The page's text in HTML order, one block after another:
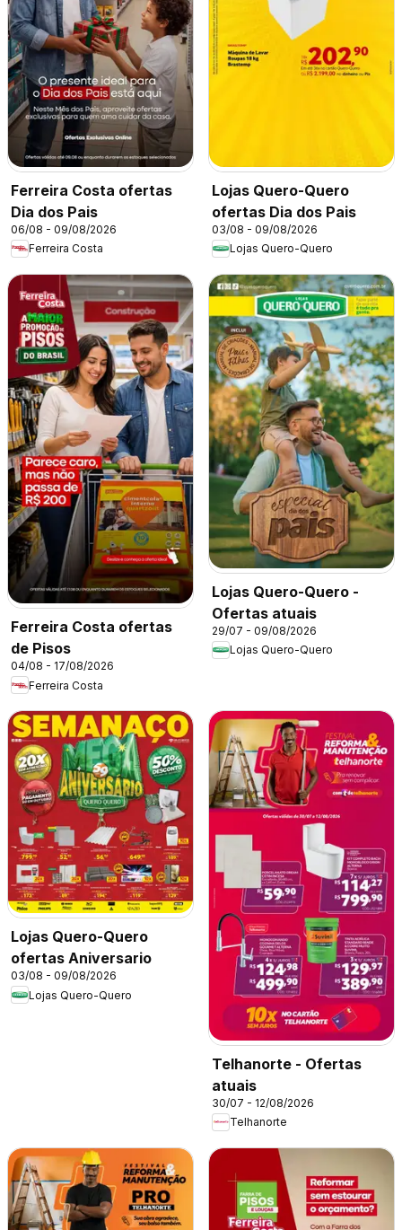
Ferreira Costa ofertas
Dia dos Pais
06/08 - 09/08/2026
Ferreira Costa
Lojas Quero-Quero
ofertas Dia dos Pais
03/08 - 09/08/2026
Lojas Quero-Quero
Ferreira Costa ofertas
de Pisos
04/08 - 17/08/2026
Ferreira Costa
Lojas Quero-Quero -
Ofertas atuais
29/07 - 09/08/2026
Lojas Quero-Quero
Lojas Quero-Quero
ofertas Aniversario
03/08 - 09/08/2026
Lojas Quero-Quero
Telhanorte - Ofertas
atuais
30/07 - 12/08/2026
Telhanorte